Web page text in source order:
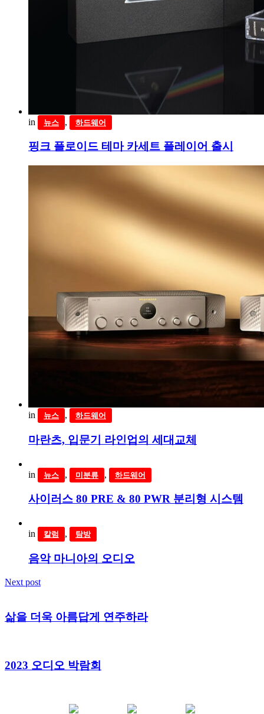
in 뉴스 , 하드웨어
핑크 플로이드 테마 카세트 플레이어 출시
in 뉴스 , 하드웨어
마란츠, 입문기 라인업의 세대교체
in 뉴스 , 미분류 , 하드웨어
사이러스 80 PRE & 80 PWR 분리형 시스템
in 칼럼 , 탐방
음악 마니아의 오디오
Next post
삶을 더욱 아름답게 연주하라
2023 오디오 박람회